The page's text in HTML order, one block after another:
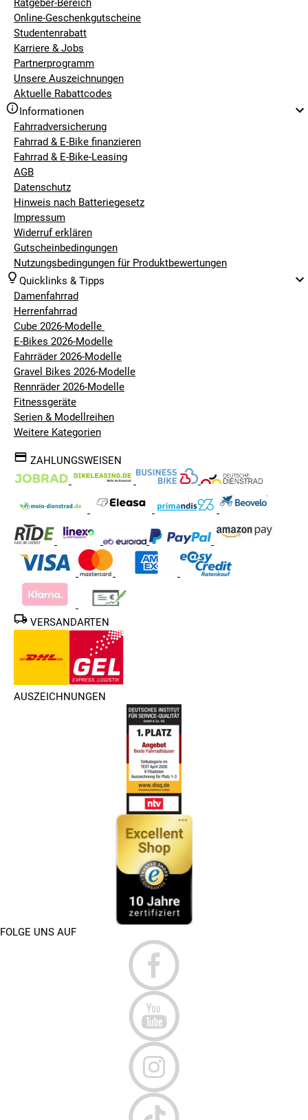
Ratgeber-Bereich
Online-Geschenkgutscheine
Studentenrabatt
Karriere & Jobs
Partnerprogramm
Unsere Auszeichnungen
Aktuelle Rabattcodes
Informationen
Fahrradversicherung
Fahrrad & E-Bike finanzieren
Fahrrad & E-Bike-Leasing
AGB
Datenschutz
Hinweis nach Batteriegesetz
Impressum
Widerruf erklären
Gutscheinbedingungen
Nutzungsbedingungen für Produktbewertungen
Quicklinks & Tipps
Damenfahrrad
Herrenfahrrad
Cube 2026-Modelle
E-Bikes 2026-Modelle
Fahrräder 2026-Modelle
Gravel Bikes 2026-Modelle
Rennräder 2026-Modelle
Fitnessgeräte
Serien & Modellreihen
Weitere Kategorien
ZAHLUNGSWEISEN
VERSANDARTEN
AUSZEICHNUNGEN
FOLGE UNS AUF